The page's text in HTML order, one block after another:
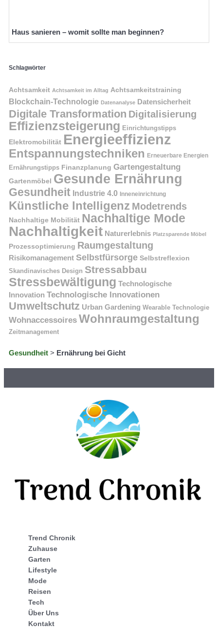
Haus sanieren – womit sollte man beginnen?
Schlagwörter
Achtsamkeit Achtsamkeit im Alltag Achtsamkeitstraining
Blockchain-Technologie Datenanalyse Datensicherheit
Digitale Transformation Digitalisierung
Effizienzsteigerung Einrichtungstipps
Elektromobilität Energieeffizienz
Entspannungstechniken Erneuerbare Energien
Ernährungstipps Finanzplanung Gartengestaltung
Gartenmöbel Gesunde Ernährung
Gesundheit Industrie 4.0 Inneneinrichtung
Künstliche Intelligenz Modetrends
Nachhaltige Mobilität Nachhaltige Mode
Nachhaltigkeit Naturerlebnis Platzsparende Möbel
Prozessoptimierung Raumgestaltung
Risikomanagement Selbstfürsorge Selbstreflexion
Skandinavisches Design Stressabbau
Stressbewältigung Technologische
Innovation Technologische Innovationen
Umweltschutz Urban Gardening Wearable Technologie
Wohnaccessoires Wohnraumgestaltung
Zeitmanagement
Gesundheit > Ernährung bei Gicht
Trend Chronik
Zuhause
Garten
Lifestyle
Mode
Reisen
Tech
Über Uns
Kontakt